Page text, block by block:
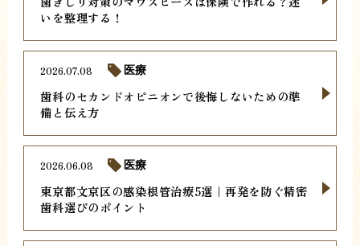
いを整理する！
歯科のセカンドオピニオンで後悔しないための準
備と伝え方
2026.07.08 医療
東京都文京区の感染根管治療5選｜再発を防ぐ精密
歯科選びのポイント
2026.06.08 医療